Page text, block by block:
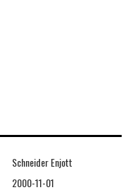
Schneider Enjott
2000-11-01